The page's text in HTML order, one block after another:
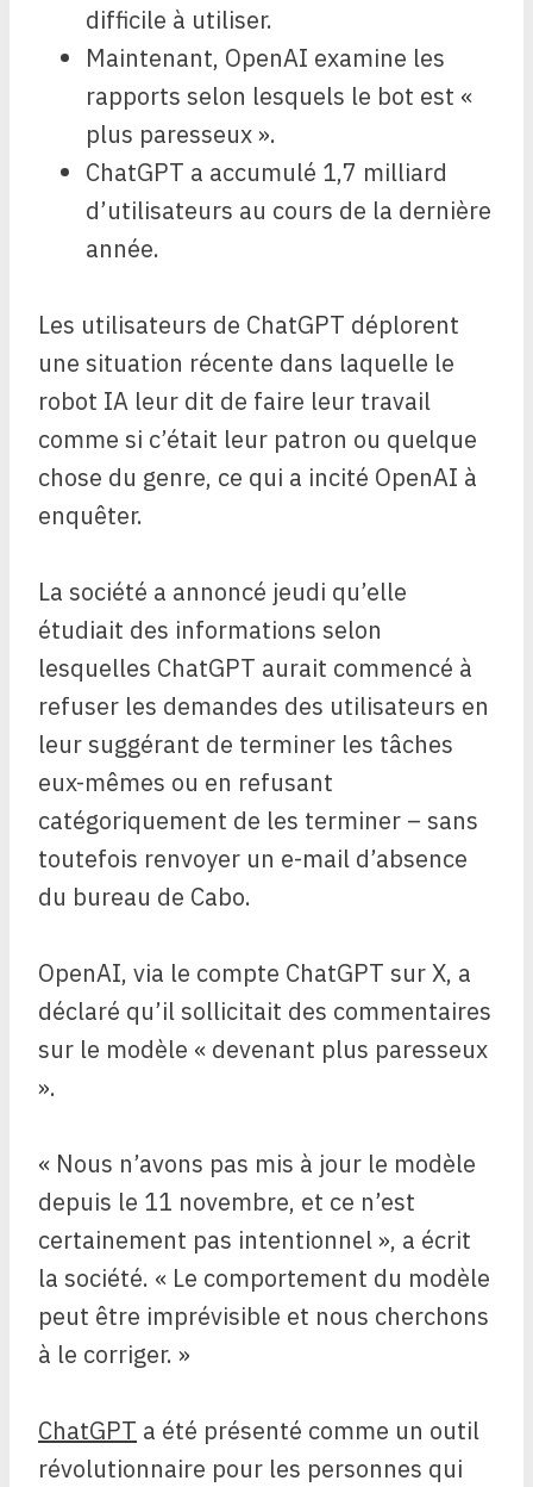
difficile à utiliser.
Maintenant, OpenAI examine les
rapports selon lesquels le bot est «
plus paresseux ».
ChatGPT a accumulé 1,7 milliard
d’utilisateurs au cours de la dernière
année.
Les utilisateurs de ChatGPT déplorent
une situation récente dans laquelle le
robot IA leur dit de faire leur travail
comme si c’était leur patron ou quelque
chose du genre, ce qui a incité OpenAI à
enquêter.
La société a annoncé jeudi qu’elle
étudiait des informations selon
lesquelles ChatGPT aurait commencé à
refuser les demandes des utilisateurs en
leur suggérant de terminer les tâches
eux-mêmes ou en refusant
catégoriquement de les terminer – sans
toutefois renvoyer un e-mail d’absence
du bureau de Cabo.
OpenAI, via le compte ChatGPT sur X, a
déclaré qu’il sollicitait des commentaires
sur le modèle « devenant plus paresseux
».
« Nous n’avons pas mis à jour le modèle
depuis le 11 novembre, et ce n’est
certainement pas intentionnel », a écrit
la société. « Le comportement du modèle
peut être imprévisible et nous cherchons
à le corriger. »
ChatGPT a été présenté comme un outil
révolutionnaire pour les personnes qui